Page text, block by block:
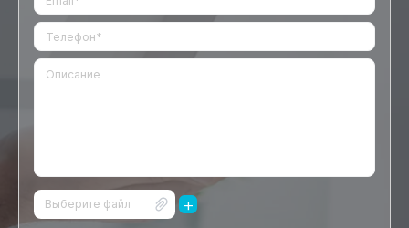
Выберите файл +